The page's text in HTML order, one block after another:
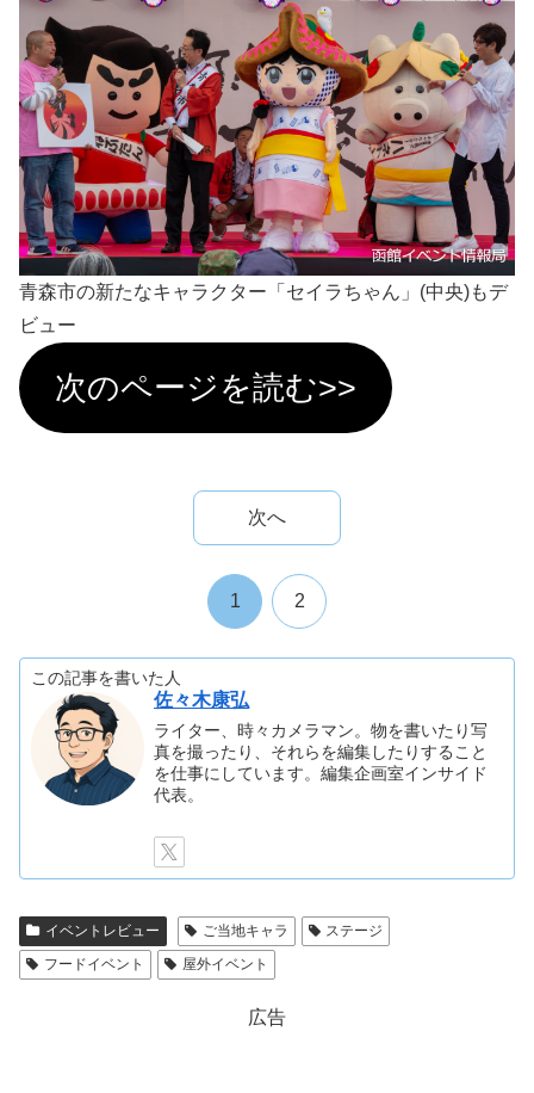
青森市の新たなキャラクター「セイラちゃん」(中央)もデ
ビュー
次のページを読む>>
次へ
1 2
この記事を書いた人
佐々木康弘
ライター、時々カメラマン。物を書いたり写
真を撮ったり、それらを編集したりすること
を仕事にしています。編集企画室インサイド
代表。
イベントレビュー ご当地キャラ
ステージ
フードイベント
屋外イベント
広告